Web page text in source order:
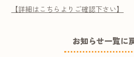
【詳細はこちらよりご確認下さい】
お知らせ一覧に